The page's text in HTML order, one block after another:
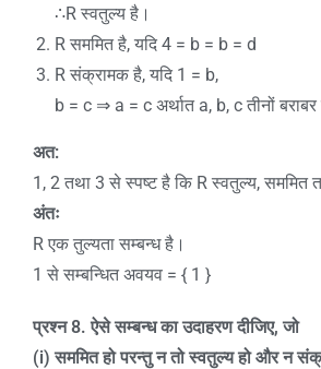
∴R स्वतुल्य है।
R सममित है, यदि 4 = b = b = d
R संक्रामक है, यदि 1 = b,
b = c ⇒ a = c अर्थात a, b, c तीनों बराबर
अत:
1, 2 तथा 3 से स्पष्ट है कि R स्वतुल्य, सममित
अंतः
R एक तुल्यता सम्बन्ध है।
1 से सम्बन्धित अवयव = { 1 }
प्रश्न8. ऐसे सम्बन्ध का उदाहरण दीजिए,जो
(i)सममित हो परन्तु न तो स्वतुल्य हो और न